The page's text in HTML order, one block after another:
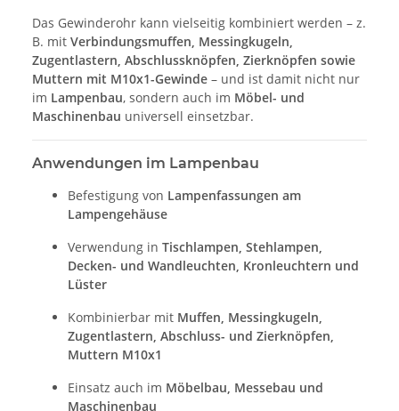
Das Gewinderohr kann vielseitig kombiniert werden – z.
B. mit Verbindungsmuffen, Messingkugeln,
Zugentlastern, Abschlussknöpfen, Zierknöpfen sowie
Muttern mit M10x1-Gewinde – und ist damit nicht nur
im Lampenbau, sondern auch im Möbel- und
Maschinenbau universell einsetzbar.
Anwendungen im Lampenbau
Befestigung von Lampenfassungen am
Lampengehäuse
Verwendung in Tischlampen, Stehlampen,
Decken- und Wandleuchten, Kronleuchtern und
Lüster
Kombinierbar mit Muffen, Messingkugeln,
Zugentlastern, Abschluss- und Zierknöpfen,
Muttern M10x1
Einsatz auch im Möbelbau, Messebau und
Maschinenbau